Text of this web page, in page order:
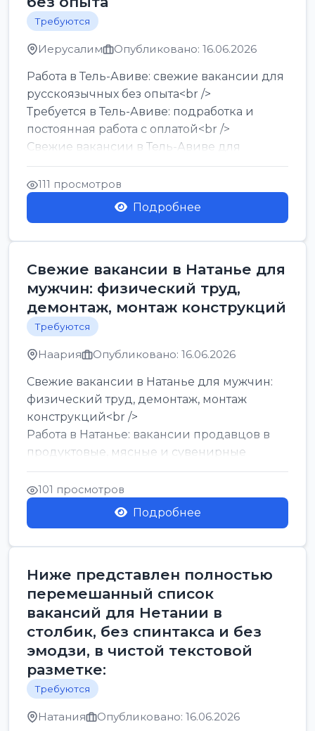
Требуются
Иерусалим Опубликовано: 16.06.2026
Работа в Тель-Авиве: свежие вакансии для
русскоязычных без опыта<br />
Требуется в Тель-Авиве: подработка и
постоянная работа с оплатой<br />
Свежие вакансии в Тель-Авиве для
мужчин и женщин от хозя...
111 просмотров
Подробнее
Свежие вакансии в Натанье для
мужчин: физический труд,
демонтаж, монтаж конструкций
Требуются
Наария Опубликовано: 16.06.2026
Свежие вакансии в Натанье для мужчин:
физический труд, демонтаж, монтаж
конструкций<br />
Работа в Натанье: вакансии продавцов в
продуктовые, мясные и сувенирные
лавки<br />
Разнорабочий на сборку м...
101 просмотров
Подробнее
Ниже представлен полностью
перемешанный список
вакансий для Нетании в
столбик, без спинтакса и без
эмодзи, в чистой текстовой
разметке:
Требуются
Натания Опубликовано: 16.06.2026